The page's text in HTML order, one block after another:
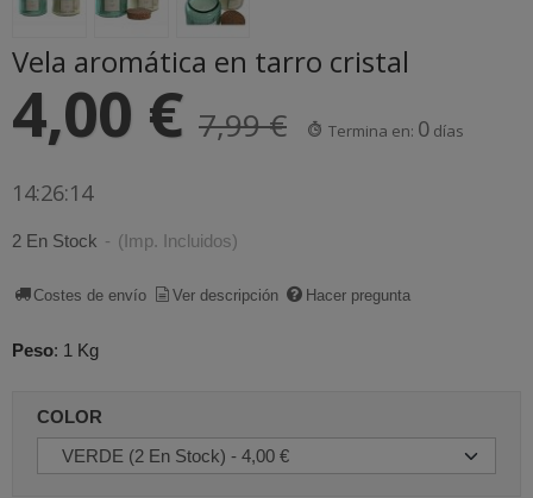
Vela aromática en tarro cristal
4,00 € 7,99 € Termina en: 0 días
14:26:13
2 En Stock - (Imp. Incluidos)
Costes de envío Ver descripción Hacer pregunta
Peso: 1 Kg
COLOR